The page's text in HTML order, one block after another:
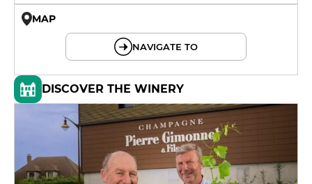
MAP
NAVIGATE TO
DISCOVER THE WINERY